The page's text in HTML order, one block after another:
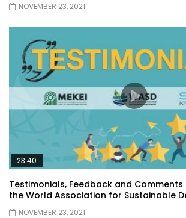
NOVEMBER 23, 2021
23:40
Testimonials, Feedback and
the World Association for Sustainable
NOVEMBER 23, 2021